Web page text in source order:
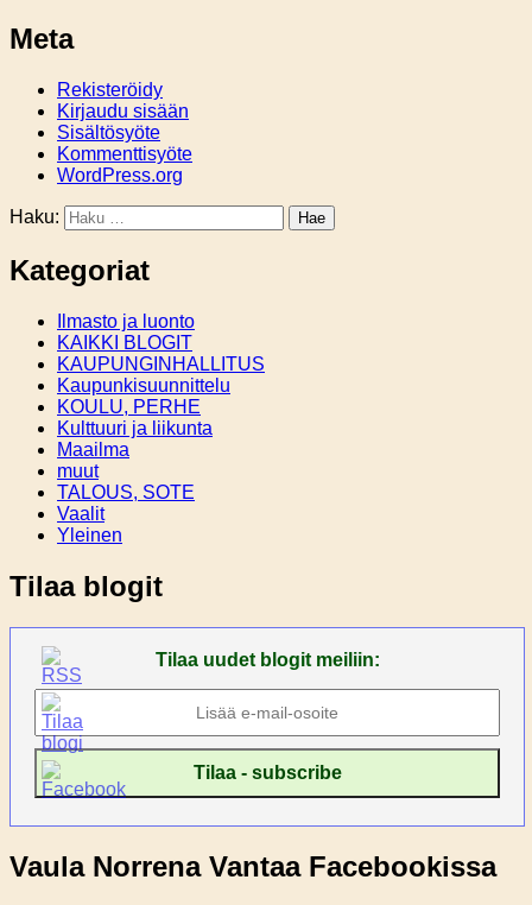
Meta
Rekisteröidy
Kirjaudu sisään
Sisältösyöte
Kommenttisyöte
WordPress.org
Haku:
Kategoriat
Ilmasto ja luonto
KAIKKI BLOGIT
KAUPUNGINHALLITUS
Kaupunkisuunnittelu
KOULU, PERHE
Kulttuuri ja liikunta
Maailma
muut
TALOUS, SOTE
Vaalit
Yleinen
Tilaa blogit
Tilaa uudet blogit meiliin:
Vaula Norrena Vantaa Facebookissa